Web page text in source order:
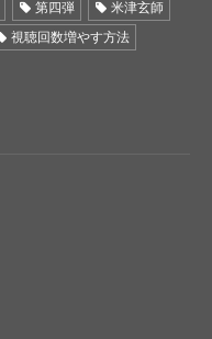
第四弾
米津玄師
視聴回数増やす方法